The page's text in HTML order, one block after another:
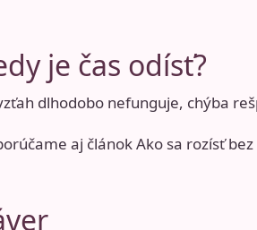
je čas odísť?
dlhodobo nefunguje, chýba
aj článokAko sa rozísť